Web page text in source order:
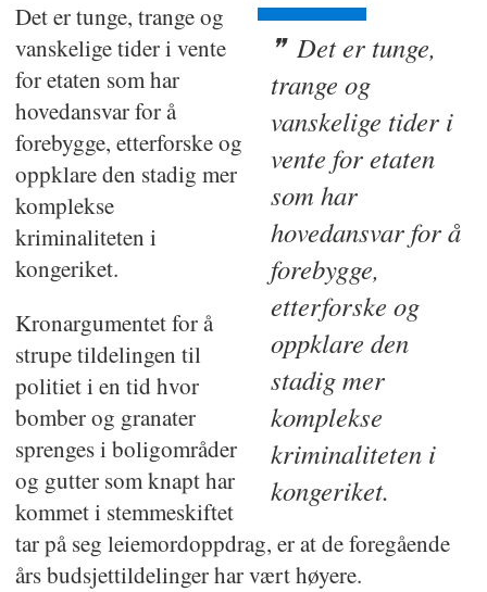
Det er tunge,
trange og
vanskelige tider i
vente for etaten
som har
hovedansvar for å
forebygge,
etterforske og
oppklare den
stadig mer
komplekse
kriminaliteten i
kongeriket.
Det er tunge, trange og
vanskelige tider i vente
for etaten som har
hovedansvar for å
forebygge, etterforske og
oppklare den stadig mer
komplekse
kriminaliteten i
kongeriket.
Kronargumentet for å
strupe tildelingen til
politiet i en tid hvor
bomber og granater
sprenges i boligområder
og gutter som knapt har
kommet i stemmeskiftet
tar på seg leiemordoppdrag, er at de foregående
års budsjettildelinger har vært høyere.